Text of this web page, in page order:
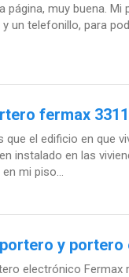
página, muy buena.
un telefonillo, para
fermax 3311
que el edificio en que
instalado en las
mi piso...
y portero
electrónico